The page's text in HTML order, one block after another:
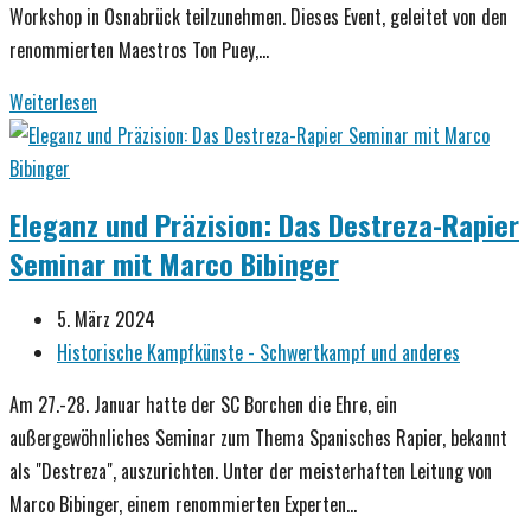
Workshop in Osnabrück teilzunehmen. Dieses Event, geleitet von den
renommierten Maestros Ton Puey,…
Weiterlesen
den
Meister:
Ein
Rapier-
Wochenende
in
Osnabrück
Eleganz und Präzision: Das Destreza-Rapier
Seminar mit Marco Bibinger
Beitrag
veröffentlicht:
5. März 2024
Beitrags-
Historische Kampfkünste - Schwertkampf und anderes
Am 27.-28. Januar hatte der SC Borchen die Ehre, ein
außergewöhnliches Seminar zum Thema Spanisches Rapier, bekannt
als "Destreza", auszurichten. Unter der meisterhaften Leitung von
Marco Bibinger, einem renommierten Experten…